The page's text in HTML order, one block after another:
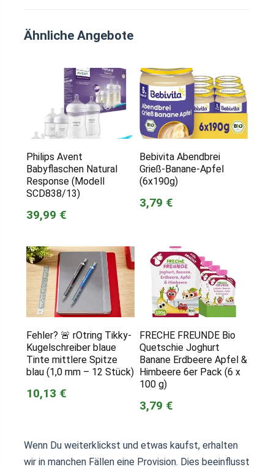
Ähnliche Angebote
Philips Avent
Babyflaschen Natural
Response (Modell
SCD838/13)
39,99 €
Bebivita Abendbrei
Grieß-Banane-Apfel
(6x190g)
3,79 €
Fehler? 🚨 rOtring Tikky-
Kugelschreiber blaue
Tinte mittlere Spitze
blau (1,0 mm – 12 Stück)
10,13 €
FRECHE FREUNDE Bio
Quetschie Joghurt
Banane Erdbeere Apfel &
Himbeere 6er Pack (6 x
100 g)
3,79 €
Wenn Du weiterklickst und etwas kaufst, erhalten
wir in manchen Fällen eine Provision. Dies beeinflusst